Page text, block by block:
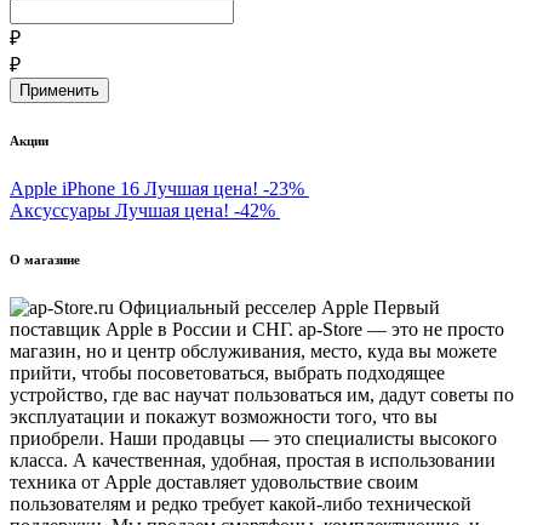
₽
₽
Акции
Apple iPhone 16 Лучшая цена! -23%
Аксуссуары Лучшая цена! -42%
О магазине
Первый
поставщик Apple в России и СНГ. ap-Store — это не просто
магазин, но и центр обслуживания, место, куда вы можете
прийти, чтобы посоветоваться, выбрать подходящее
устройство, где вас научат пользоваться им, дадут советы по
эксплуатации и покажут возможности того, что вы
приобрели. Наши продавцы — это специалисты высокого
класса. А качественная, удобная, простая в использовании
техника от Apple доставляет удовольствие своим
пользователям и редко требует какой-либо технической